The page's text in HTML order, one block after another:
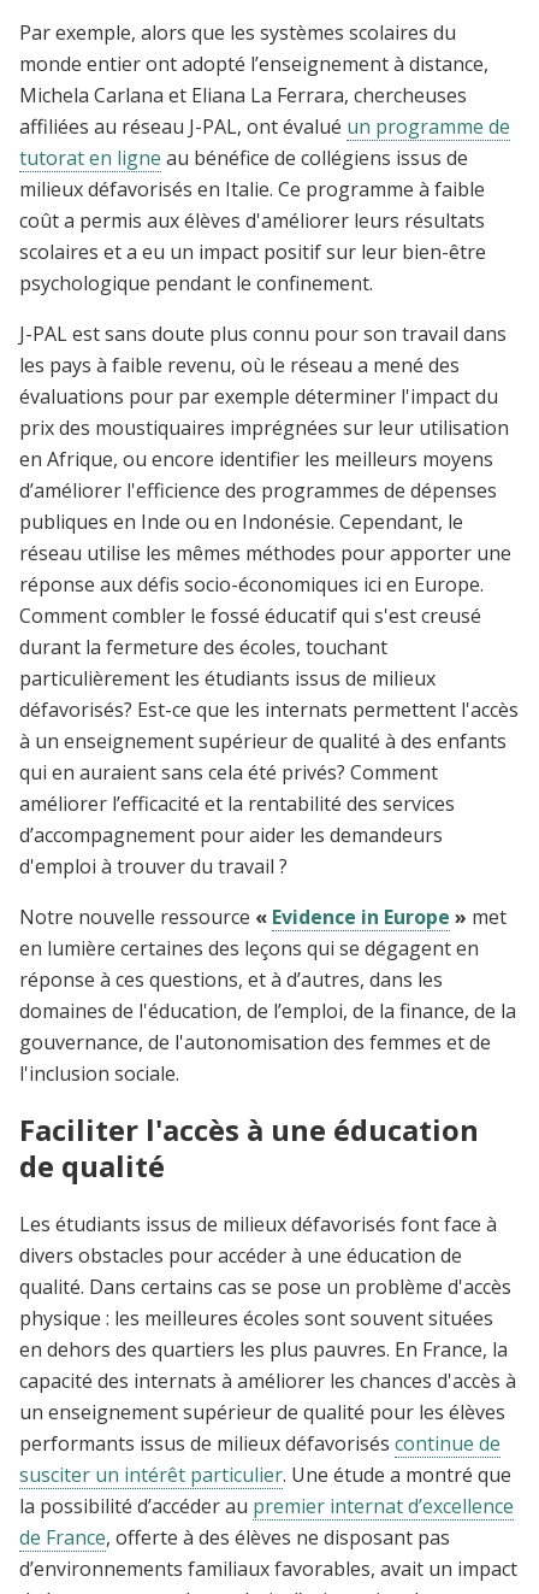
Par exemple, alors que les systèmes scolaires du
monde entier ont adopté l’enseignement à distance,
Michela Carlana et Eliana La Ferrara, chercheuses
affiliées au réseau J-PAL, ont évalué un programme de
tutorat en ligne au bénéfice de collégiens issus de
milieux défavorisés en Italie. Ce programme à faible
coût a permis aux élèves d'améliorer leurs résultats
scolaires et a eu un impact positif sur leur bien-être
psychologique pendant le confinement.
J-PAL est sans doute plus connu pour son travail dans
les pays à faible revenu, où le réseau a mené des
évaluations pour par exemple déterminer l'impact du
prix des moustiquaires imprégnées sur leur utilisation
en Afrique, ou encore identifier les meilleurs moyens
d’améliorer l'efficience des programmes de dépenses
publiques en Inde ou en Indonésie. Cependant, le
réseau utilise les mêmes méthodes pour apporter une
réponse aux défis socio-économiques ici en Europe.
Comment combler le fossé éducatif qui s'est creusé
durant la fermeture des écoles, touchant
particulièrement les étudiants issus de milieux
défavorisés? Est-ce que les internats permettent l'accès
à un enseignement supérieur de qualité à des enfants
qui en auraient sans cela été privés? Comment
améliorer l’efficacité et la rentabilité des services
d’accompagnement pour aider les demandeurs
d'emploi à trouver du travail ?
Notre nouvelle ressource « Evidence in Europe » met
en lumière certaines des leçons qui se dégagent en
réponse à ces questions, et à d’autres, dans les
domaines de l'éducation, de l’emploi, de la finance, de la
gouvernance, de l'autonomisation des femmes et de
l'inclusion sociale.
Faciliter l'accès à une éducation
de qualité
Les étudiants issus de milieux défavorisés font face à
divers obstacles pour accéder à une éducation de
qualité. Dans certains cas se pose un problème d'accès
physique : les meilleures écoles sont souvent situées
en dehors des quartiers les plus pauvres. En France, la
capacité des internats à améliorer les chances d'accès à
un enseignement supérieur de qualité pour les élèves
performants issus de milieux défavorisés continue de
susciter un intérêt particulier. Une étude a montré que
la possibilité d’accéder au premier internat d’excellence
de France, offerte à des élèves ne disposant pas
d’environnements familiaux favorables, avait un impact